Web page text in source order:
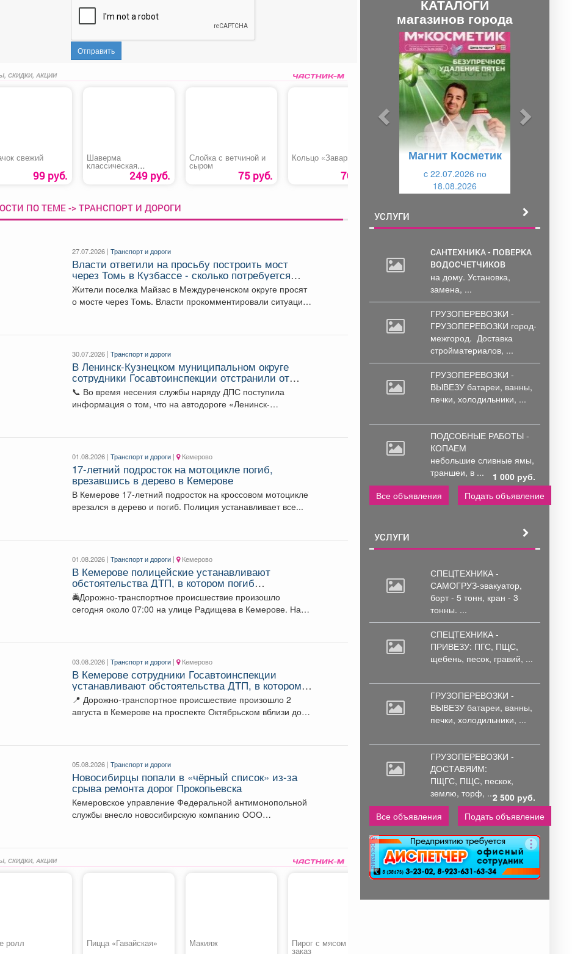
Отправить
СКИДКИ, АКЦИИ
свежий
99 руб.
Шаверма
классическая
249 руб.
Слойка с ветчиной и
сыром
75 руб.
Кольцо «Заварное»
70 руб.
Пирожки печеные с
80 руб.
Бананы
ПО ТЕМЕ -> ТРАНСПОРТ И ДОРОГИ
27.07.2026 |Транспорт и дороги
Власти ответили на просьбу построить мост
через Томь в Кузбассе - сколько потребуется
денег
Жители поселка Майзас в Междуреченском округе просят
о мосте через Томь. Власти прокомментировали ситуацию.
30.07.2026 |Транспорт и дороги
В Ленинск-Кузнецком муниципальном округе
сотрудники Госавтоинспекции отстранили от
управления водителя, отказавшегося от
прохождения освидетельствования на состояние
опьянения
📞 Во время несения службы наряду ДПС поступила
информация о том, что на автодороге «Ленинск-
01.08.2026 |Транспорт и дороги | Кемерово
17-летний подросток на мотоцикле погиб,
врезавшись в дерево в Кемерове
В Кемерове 17-летний подросток на кроссовом мотоцикле
врезался в дерево и погиб. Полиция устанавливает все...
01.08.2026 |Транспорт и дороги | Кемерово
В Кемерове полицейские устанавливают
обстоятельства ДТП, в котором погиб
несовершеннолетний водитель кроссового
мотоцикла
🚔Дорожно-транспортное происшествие произошло
сегодня около 07:00 на улице Радищева в Кемерове. На
03.08.2026 |Транспорт и дороги | Кемерово
В Кемерове сотрудники Госавтоинспекции
устанавливают обстоятельства ДТП, в котором
травмирован человек
📍 Дорожно-транспортное происшествие произошло 2
августа в Кемерове на проспекте Октябрьском вблизи дома
05.08.2026 |Транспорт и дороги
Новосибирцы попали в «чёрный список» из‑за
срыва ремонта дорог Прокопьевска
Кемеровское управление Федеральной антимонопольной
службы внесло новосибирскую компанию ООО
СКИДКИ, АКЦИИ
ролл Пицца «Гавайская» Макияж Пирог с мясом на
заказ
КАТАЛОГИ
магазинов города
Магнит Косметик
c 22.07.2026 по
18.08.2026
УСЛУГИ
САНТЕХНИКА - ПОВЕРКА
ВОДОСЧЕТЧИКОВ
на дому. Установка,
замена, ...
ГРУЗОПЕРЕВОЗКИ -
ГРУЗОПЕРЕВОЗКИ город-
межгород. Доставка
стройматериалов, ...
ГРУЗОПЕРЕВОЗКИ -
ВЫВЕЗУ батареи, ванны,
печки, холодильники, ...
ПОДСОБНЫЕ РАБОТЫ -
КОПАЕМ
небольшие сливные ямы,
траншеи, в ...
1 000 руб.
Все объявления
Подать объявление
УСЛУГИ
СПЕЦТЕХНИКА -
САМОГРУЗ-эвакуатор,
борт - 5 тонн, кран - 3
тонны. ...
СПЕЦТЕХНИКА -
ПРИВЕЗУ: ПГС, ПЩС,
щебень, песок, гравий, ...
ГРУЗОПЕРЕВОЗКИ -
ВЫВЕЗУ батареи, ванны,
печки, холодильники, ...
ГРУЗОПЕРЕВОЗКИ -
ДОСТАВЯИМ:
ПЩГС, ПЩС, пескок,
землю, торф, ...2 500 руб.
Все объявления
Подать объявление
реклама